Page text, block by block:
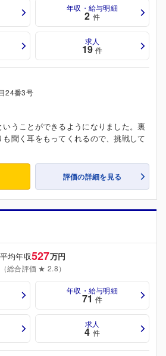
年収・給与明細
2 件
求人
19 件
24番3号
うことができるようになりました。裏
聞く耳をもってくれるので、挑戦して
評価の詳細を見る
平均年収527万円
（総合評価 ★ 2.8）
年収・給与明細
71 件
求人
4 件